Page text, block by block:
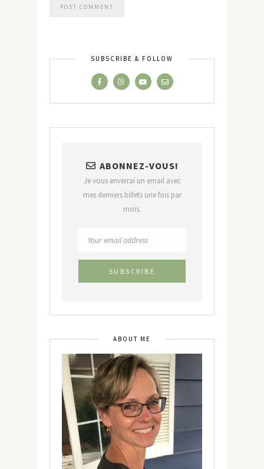
SUBSCRIBE & FOLLOW
ABONNEZ-VOUS!
Je vous enverrai un email avec
mes derniers billets une fois par
mois.
ABOUT ME